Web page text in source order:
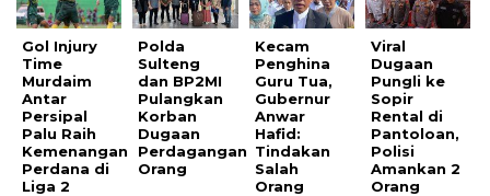
Gol Injury
Time
Murdaim
Antar
Persipal
Palu Raih
Kemenangan
Perdana di
Liga 2
Polda
Sulteng
dan BP2MI
Pulangkan
Korban
Dugaan
Perdagangan
Orang
Kecam
Penghina
Guru Tua,
Gubernur
Anwar
Hafid:
Tindakan
Salah
Orang
Viral
Dugaan
Pungli ke
Sopir
Rental di
Pantoloan,
Polisi
Amankan 2
Orang